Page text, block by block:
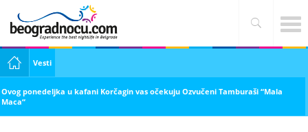
Vesti
Ovog ponedeljka u kafani Korčagin vas očekuju Ozvučeni Tamburaši “Mala
Maca“